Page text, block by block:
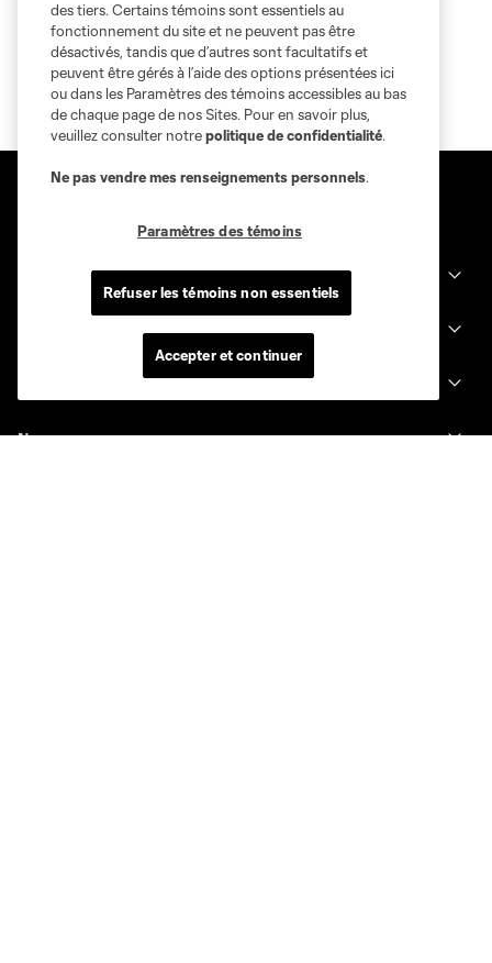
Sites des clubs
News
des tiers. Certains témoins sont essentiels au
fonctionnement du site et ne peuvent pas être
désactivés, tandis que d’autres sont facultatifs et
peuvent être gérés à l’aide des options présentées ici
ou dans les Paramètres des témoins accessibles au bas
de chaque page de nos Sites. Pour en savoir plus,
veuillez consulter notrepolitique de confidentialité.
Ne pas vendre mes renseignements personnels.
Paramètres des témoins
Refuser les témoins non essentiels
Accepter et continuer